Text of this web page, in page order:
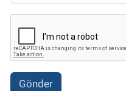
Gönder